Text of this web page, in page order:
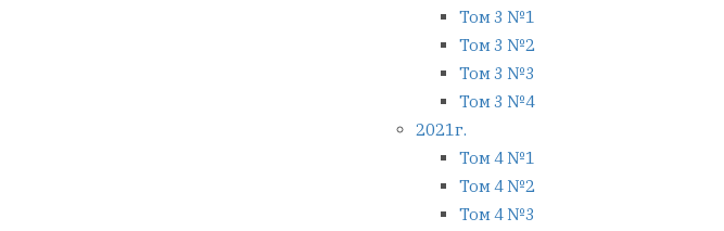
Том 3 №1
Том 3 №2
Том 3 №3
Том 3 №4
2021г.
Том 4 №1
Том 4 №2
Том 4 №3